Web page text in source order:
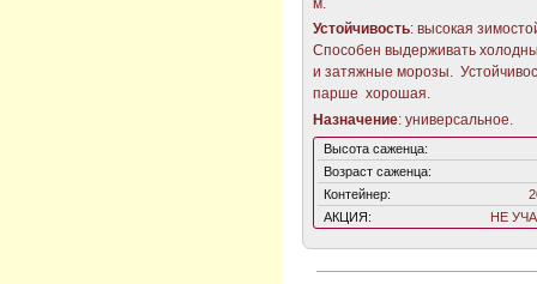
Устойчивость: высокая
Способен выдерживать
и затяжные морозы.
парше хорошая.
Назначение: универсальное.
Высота саженца:
Возраст саженца:
Контейнер:
АКЦИЯ:
НЕ